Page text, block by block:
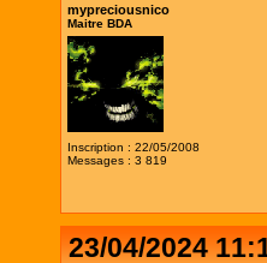
mypreciousnico
Maitre BDA
Inscription : 22/05/2008
Messages : 3 819
23/04/2024